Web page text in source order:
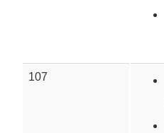
107